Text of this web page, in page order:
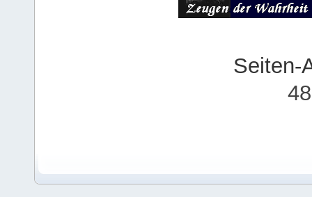
Seiten-